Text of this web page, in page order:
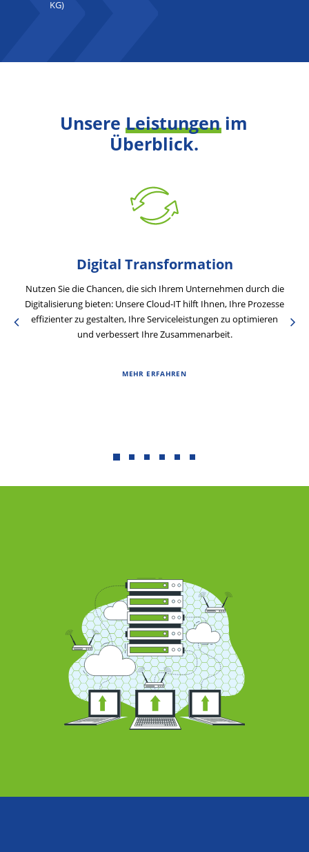
KG)
Unsere Leistungen im
Überblick.
Digital Transformation
Nutzen Sie die Chancen, die sich Ihrem Unternehmen durch die
Digitalisierung bieten:​ Unsere Cloud-IT hilft Ihnen, Ihre Prozesse
effizienter zu gestalten, Ihre Serviceleistungen zu optimieren
und verbessert Ihre Zusammenarbeit.​
MEHR ERFAHREN